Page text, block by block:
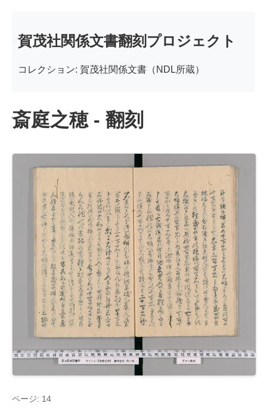
賀茂社関係文書翻刻プロジェクト
コレクション: 賀茂社関係文書（NDL所蔵）
斎庭之穂 - 翻刻
ページ: 14